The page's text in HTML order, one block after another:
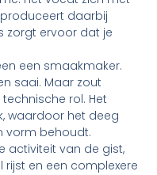
daarbij
zorgt ervoor dat je
een smaakmaker.
saai. Maar zout
rol. Het
waardoor het deeg
vorm behoudt.
activiteit van de gist,
en een complexere